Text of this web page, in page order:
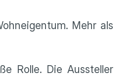
Mehr als
Rolle. Die Aussteller